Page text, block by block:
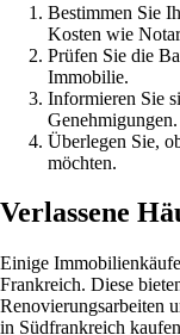
Bestimmen Sie
Kosten wie
Prüfen Sie die
Immobilie.
Informieren Sie
Genehmigungen.
Überlegen Sie,
möchten.
Verlassene
Einige
Frankreich. Diese
Renovierungsarbeiten
in Südfrankreich